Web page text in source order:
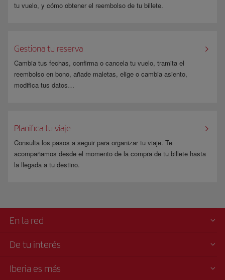
tu vuelo, y cómo obtener el reembolso de tu billete.
Gestiona tu reserva
Cambia tus fechas, confirma o cancela tu vuelo, tramita el
reembolso en bono, añade maletas, elige o cambia asiento,
modifica tus datos…
Planifica tu viaje
Consulta los pasos a seguir para organizar tu viaje. Te
acompañamos desde el momento de la compra de tu billete hasta
la llegada a tu destino.
En la red
De tu interés
Iberia es más